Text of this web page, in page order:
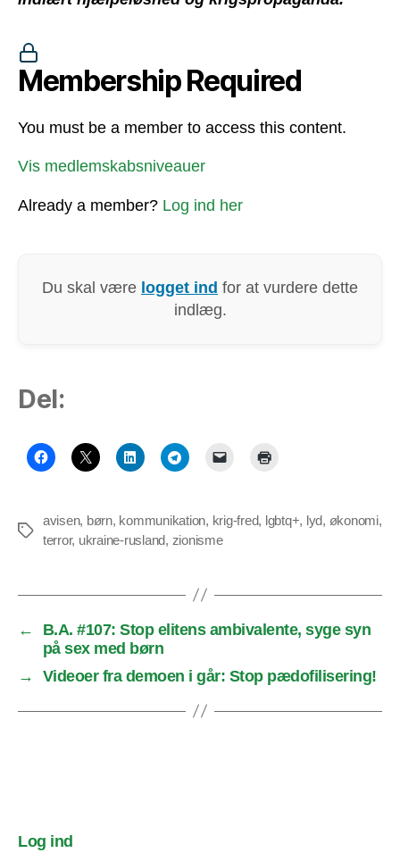
Membership Required
You must be a member to access this content.
Vis medlemskabsniveauer
Already a member? Log ind her
Du skal være logget ind for at vurdere dette
indlæg.
Del:
Tags
avisen, børn, kommunikation, krig-fred, lgbtq+, lyd, økonomi,
terror, ukraine-rusland, zionisme
←
B.A. #107: Stop elitens ambivalente, syge syn
på sex med børn
→
Videoer fra demoen i går: Stop pædofilisering!
Log ind